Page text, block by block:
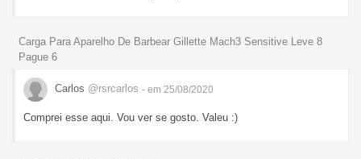
Carga Para Aparelho De Barbear Gillette Mach3 Sensitive Leve 8
Pague 6
Carlos @rsrcarlos - em 25/08/2020
Comprei esse aqui. Vou ver se gosto. Valeu :)